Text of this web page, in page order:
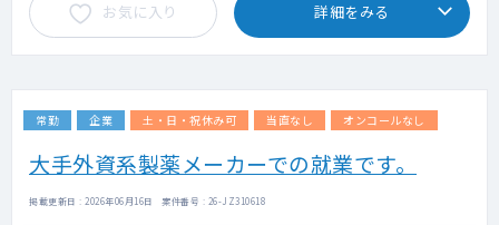
お気に入り 詳細をみる
常勤 企業 土・日・祝休み可 当直なし オンコールなし
大手外資系製薬メーカーでの就業です。
掲載更新日 : 2026年06月16日 案件番号 : 26-JZ310618